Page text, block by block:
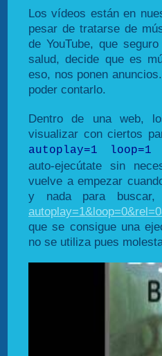
Los vídeos están en
pesar de tratarse de
de YouTube, que
salud, decide que es
eso, nos ponen
poder contarlo.
Dentro de una web,
visualizar con ciertos
autoplay=1 loop=1
auto-ejecútate sin
vuelve a empezar
y nada para
que se consigue una
no se utiliza pues